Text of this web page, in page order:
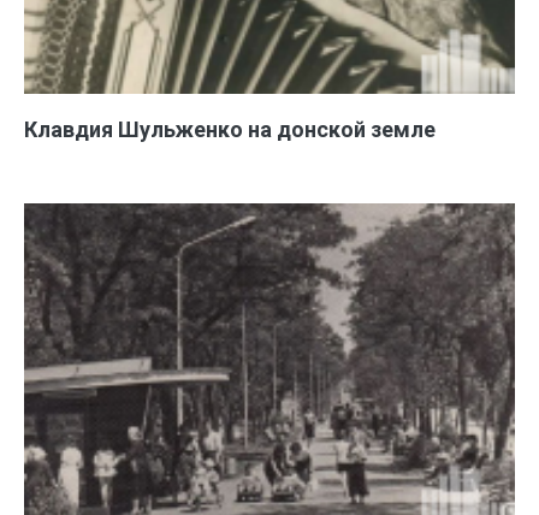
Клавдия Шульженко на донской земле